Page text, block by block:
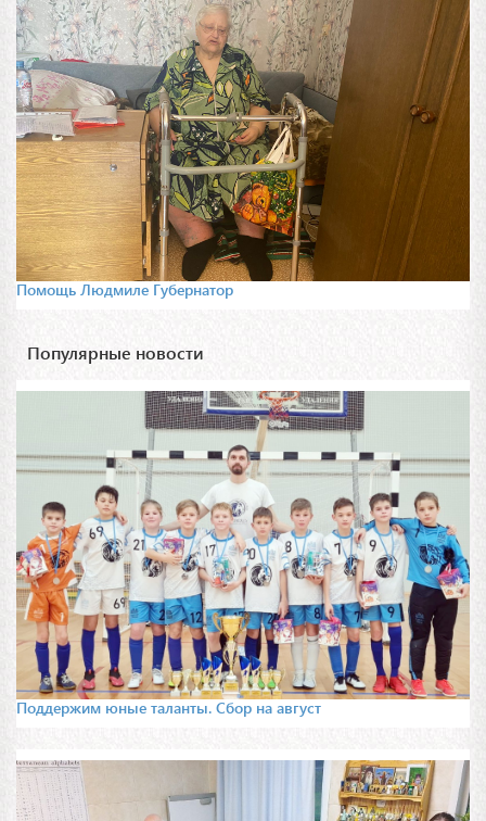
Помощь Людмиле Губернатор
Популярные новости
Поддержим юные таланты. Сбор на август